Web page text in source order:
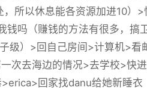
所以休息能各资源加进10）>
吗（赚钱的方法有很多，搞
级）>回自己房间>计算机>看
次去海边的情况>去学校>快进
回家找danu给她新睡衣